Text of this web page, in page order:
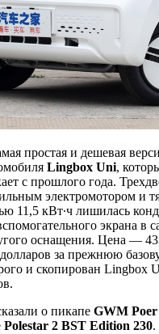
простая и дешевая
Lingbox Uni,
с прошлого года.
электромотором и
11,5 кВт∙ч лишилась
экрана в
оснащения. Цена —
за прежнюю
и скопирован Lingbox
о пикапе GWM
Polestar 2 BST Edition 230.